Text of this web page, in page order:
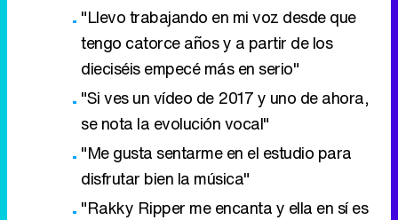
"Llevo trabajando en mi voz desde que
tengo catorce años y a partir de los
dieciséis empecé más en serio"
"Si ves un vídeo de 2017 y uno de ahora,
se nota la evolución vocal"
"Me gusta sentarme en el estudio para
disfrutar bien la música"
"Rakky Ripper me encanta y ella en sí es